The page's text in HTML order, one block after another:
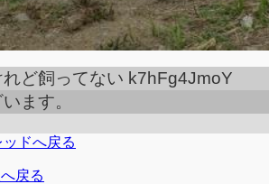
ど飼ってない k7hFg4JmoY
ます。
ドへ戻る
戻る